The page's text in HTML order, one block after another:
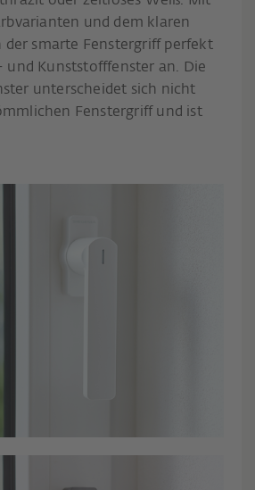
und dem klaren
der smarte Fenstergriff perfekt
und Kunststofffenster an. Die
unterscheidet sich nicht
Fenstergriff und ist